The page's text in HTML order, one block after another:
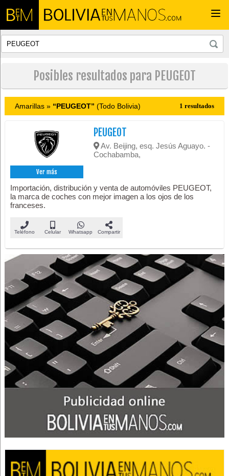
Posibles resultados para PEUGEOT
Amarillas » “PEUGEOT” (Todo Bolivia) 1 resultados
Ver más
PEUGEOT
Av. Beijing, esq. Jesús Aguayo. -
Cochabamba,
Importación, distribución y venta de automóviles PEUGEOT,
la marca de coches con mejor imagen a los ojos de los
franceses.
Teléfono Celular Whatsapp Compartir